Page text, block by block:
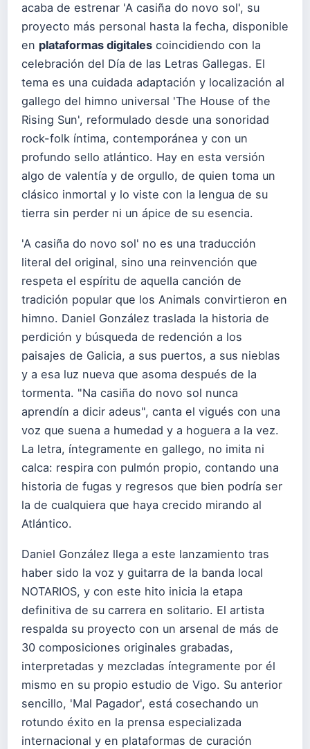
acaba de estrenar 'A casiña do novo sol', su
proyecto más personal hasta la fecha, disponible
en plataformas digitales coincidiendo con la
celebración del Día de las Letras Gallegas. El
tema es una cuidada adaptación y localización al
gallego del himno universal 'The House of the
Rising Sun', reformulado desde una sonoridad
rock-folk íntima, contemporánea y con un
profundo sello atlántico. Hay en esta versión
algo de valentía y de orgullo, de quien toma un
clásico inmortal y lo viste con la lengua de su
tierra sin perder ni un ápice de su esencia.
'A casiña do novo sol' no es una traducción
literal del original, sino una reinvención que
respeta el espíritu de aquella canción de
tradición popular que los Animals convirtieron en
himno. Daniel González traslada la historia de
perdición y búsqueda de redención a los
paisajes de Galicia, a sus puertos, a sus nieblas
y a esa luz nueva que asoma después de la
tormenta. "Na casiña do novo sol nunca
aprendín a dicir adeus", canta el vigués con una
voz que suena a humedad y a hoguera a la vez.
La letra, íntegramente en gallego, no imita ni
calca: respira con pulmón propio, contando una
historia de fugas y regresos que bien podría ser
la de cualquiera que haya crecido mirando al
Atlántico.
Daniel González llega a este lanzamiento tras
haber sido la voz y guitarra de la banda local
NOTARIOS, y con este hito inicia la etapa
definitiva de su carrera en solitario. El artista
respalda su proyecto con un arsenal de más de
30 composiciones originales grabadas,
interpretadas y mezcladas íntegramente por él
mismo en su propio estudio de Vigo. Su anterior
sencillo, 'Mal Pagador', está cosechando un
rotundo éxito en la prensa especializada
internacional y en plataformas de curación